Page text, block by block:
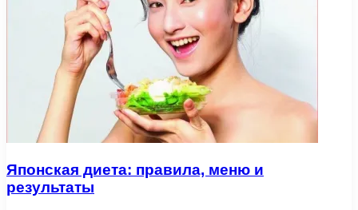
Японская диета: правила, меню и
результаты